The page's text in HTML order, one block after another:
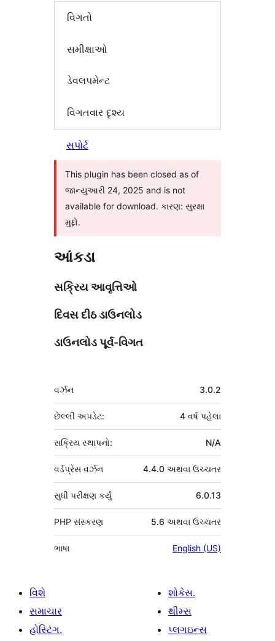
વિગતો
સમીક્ષાઓ
ડેવલપમેન્ટ
વિગતવાર દૃશ્ય
સપોર્ટ
This plugin has been closed as of
જાન્યુઆરી 24, 2025 and is not
available for download. કારણ: સુરક્ષા
મુદ્દો.
આંકડા
સક્રિય આવૃત્તિઓ
દિવસ દીઠ ડાઉનલોડ
ડાઉનલોડ પૂર્વ-વિગત
મેટા
વર્ઝન 3.0.2
છેલ્લી અપડેટ: 4 વર્ષપહેલા
સક્રિય સ્થાપનો: N/A
વર્ડપ્રેસ વર્ઝન 4.4.0 અથવા ઉચ્ચતર
6.0.13
સુધી પરીક્ષણ કર્યું
PHP સંસ્કરણ 5.6 અથવા ઉચ્ચતર
ભાષા English (US)
વિશે
સમાચાર
હોસ્ટિંગ.
શોકેસ.
થીમ્સ
પ્લગઇન્સ